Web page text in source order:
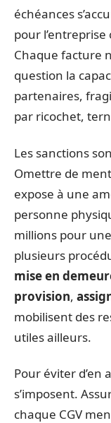
échéances
pour
Chaque facture
question la
partenaires,
par ricochet,
Les sanctions
Omettre de
expose à une
personne
millions pour
plusieurs
mise en
provision,
mobilisent des
utiles ailleurs.
Pour éviter d’en
s’imposent.
chaque CGV